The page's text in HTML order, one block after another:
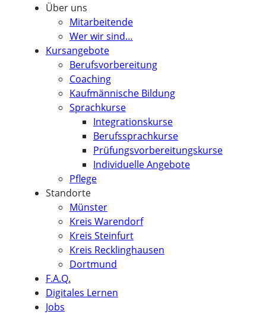
Über uns
Mitarbeitende
Wer wir sind…
Kursangebote
Berufsvorbereitung
Coaching
Kaufmännische Bildung
Sprachkurse
Integrationskurse
Berufssprachkurse
Prüfungsvorbereitungskurse
Individuelle Angebote
Pflege
Standorte
Münster
Kreis Warendorf
Kreis Steinfurt
Kreis Recklinghausen
Dortmund
F.A.Q.
Digitales Lernen
Jobs